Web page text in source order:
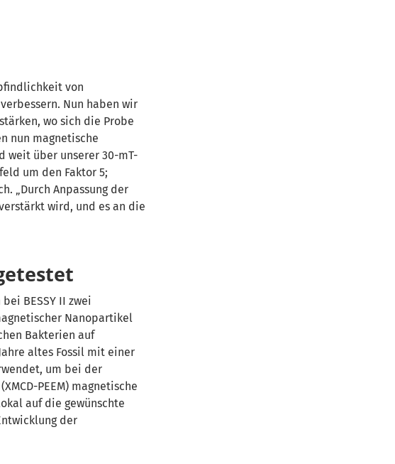
von
Nun haben wir
wo sich die Probe
nun magnetische
weit über unserer 30-mT-
um den Faktor 5;
„Durch Anpassung der
wird, und es an die
BESSY II zwei
Nanopartikel
Bakterien auf
altes Fossil mit einer
um bei der
PEEM) magnetische
auf die gewünschte
der